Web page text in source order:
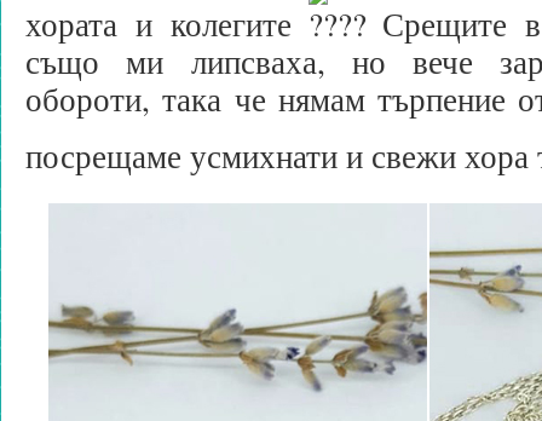
хората и колегите
Срещите в
също ми липсваха, но вече
обороти, така че нямам търпение
посрещаме усмихнати и свежи